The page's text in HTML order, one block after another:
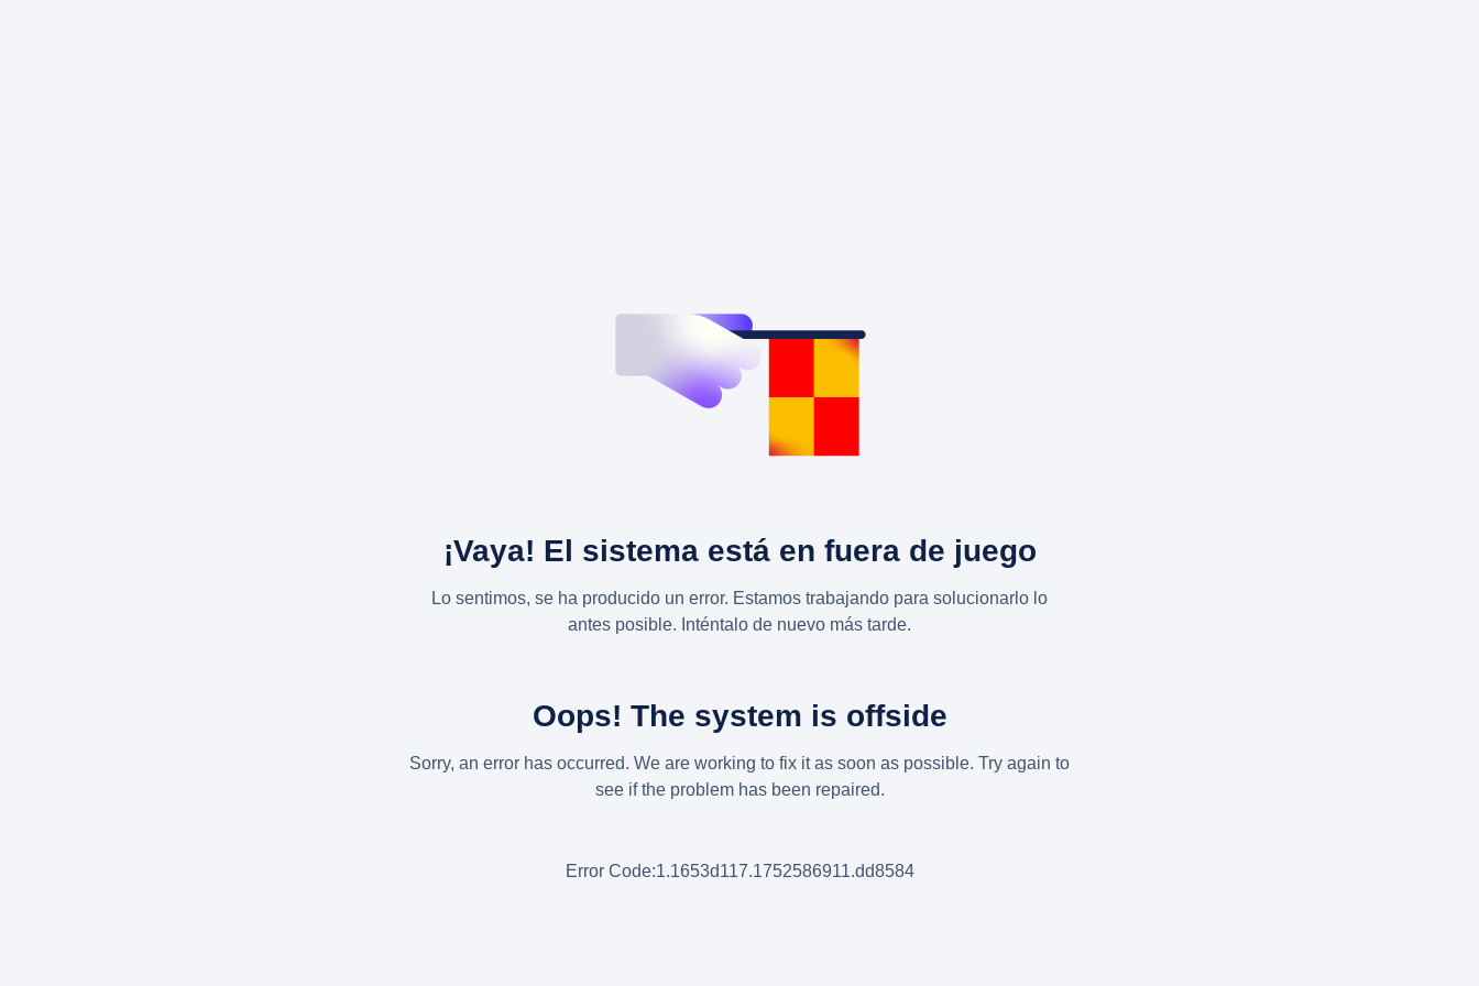
¡Vaya! El sistema está en fuera de juego
Lo sentimos, se ha producido un error. Estamos trabajando para solucionarlo lo
antes posible. Inténtalo de nuevo más tarde.
Oops! The system is offside
Sorry, an error has occurred. We are working to fix it as soon as possible. Try again to
see if the problem has been repaired.
Error Code:1.1653d117.1752586911.dd8584